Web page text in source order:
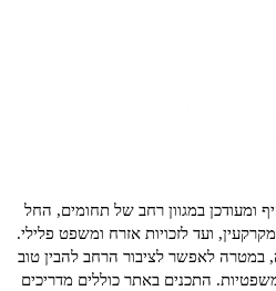
ומעודכן במגוון רחב של תחומים, החל
ועד לזכויות אזרח ומשפט פלילי.
במטרה לאפשר לציבור הרחב להבין טוב
התכנים באתר כוללים מדריכים